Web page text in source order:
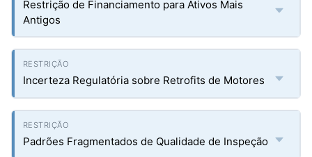
Restrição de Financiamento para Ativos Mais
Antigos
Incerteza Regulatória sobre Retrofits de Motores
Padrões Fragmentados de Qualidade de Inspeção